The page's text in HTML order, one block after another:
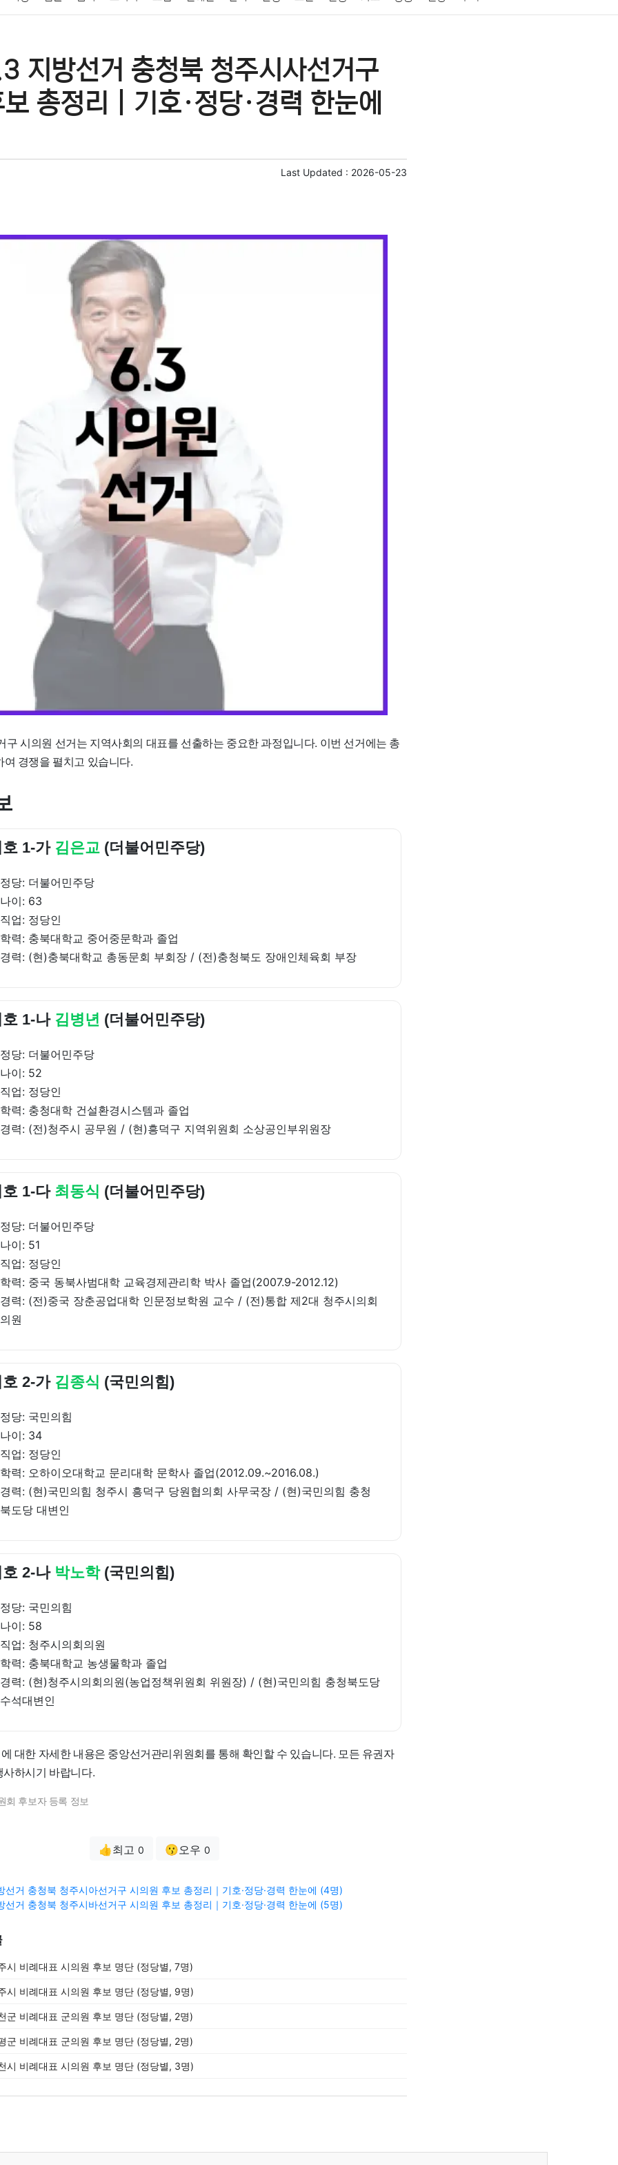
정치 건강 의료 의학 경제 마케팅 부동산 외국어 교육 교통 생활
지방선거 충청북 청주시사선거구
총정리｜기호·정당·경력 한눈에
Last Updated : 2026-05-23
구 시의원 선거는 지역사회의 대표를 선출하는 중요한 과정입니다. 이번 선거에는 총
경쟁을 펼치고 있습니다.
1-가 김은교 (더불어민주당)
정당: 더불어민주당
나이: 63
직업: 정당인
학력: 충북대학교 중어중문학과 졸업
경력: (현)충북대학교 총동문회 부회장 / (전)충청북도 장애인체육회 부장
1-나 김병년 (더불어민주당)
정당: 더불어민주당
나이: 52
직업: 정당인
학력: 충청대학 건설환경시스템과 졸업
경력: (전)청주시 공무원 / (현)흥덕구 지역위원회 소상공인부위원장
1-다 최동식 (더불어민주당)
정당: 더불어민주당
나이: 51
직업: 정당인
학력: 중국 동북사범대학 교육경제관리학 박사 졸업(2007.9-2012.12)
경력: (전)중국 장춘공업대학 인문정보학원 교수 / (전)통합 제2대 청주시의회
의원
2-가 김종식 (국민의힘)
정당: 국민의힘
나이: 34
직업: 정당인
학력: 오하이오대학교 문리대학 문학사 졸업(2012.09.~2016.08.)
경력: (현)국민의힘 청주시 흥덕구 당원협의회 사무국장 / (현)국민의힘 충청
북도당 대변인
2-나 박노학(국민의힘)
정당: 국민의힘
나이: 58
직업: 청주시의회의원
학력: 충북대학교 농생물학과 졸업
경력: (현)청주시의회의원(농업정책위원회 위원장) / (현)국민의힘 충청북도당
수석대변인
대한 자세한 내용은 중앙선거관리위원회를 통해 확인할 수 있습니다. 모든 유권자
하시기 바랍니다.
회 후보자 등록 정보
👍최고 0 😗오우 0
거 충청북 청주시아선거구 시의원 후보 총정리｜기호·정당·경력 한눈에 (4명)
거 충청북 청주시바선거구 시의원 후보 총정리｜기호·정당·경력 한눈에 (5명)
시 비례대표 시의원 후보 명단 (정당별, 7명)
시 비례대표 시의원 후보 명단 (정당별, 9명)
군 비례대표 군의원 후보 명단 (정당별, 2명)
군 비례대표 군의원 후보 명단 (정당별, 2명)
시 비례대표 시의원 후보 명단 (정당별, 3명)